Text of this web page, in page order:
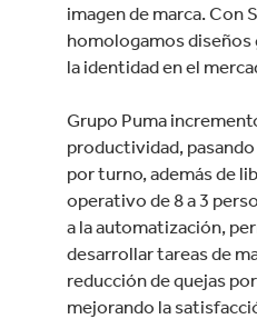
imagen de marca. Con
homologamos diseños
la identidad en el
Grupo Puma
productividad,
por turno, además de
operativo de 8 a 3
a la automatización,
desarrollar tareas de
reducción de quejas
mejorando la